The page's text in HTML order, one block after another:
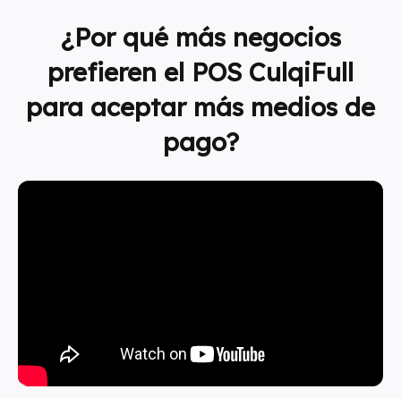
¿Por qué más negocios
prefieren el POS CulqiFull
para aceptar más medios de
pago?